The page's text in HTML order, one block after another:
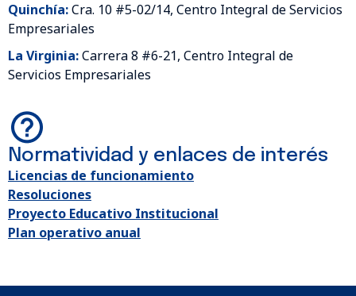
Quinchía:Cra. 10 #5-02/14, Centro Integral de Servicios
Empresariales
La Virginia:Carrera 8 #6-21, Centro Integral de
Servicios Empresariales
Normatividad y enlaces de interés
Licencias de funcionamiento
Resoluciones
Proyecto Educativo Institucional
Plan operativo anual